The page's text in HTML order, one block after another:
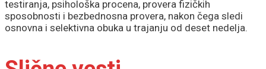
testiranja, psihološka procena, provera fizičkih
sposobnosti i bezbednosna provera, nakon čega sledi
osnovna i selektivna obuka u trajanju od deset nedelja.